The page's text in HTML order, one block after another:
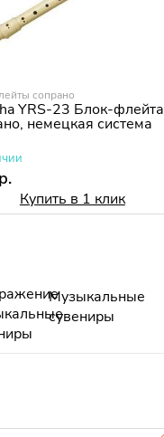
сопрано
YRS-23 Блок-флейта
немецкая система
Купить в 1 клик
Музыкальные
сувениры